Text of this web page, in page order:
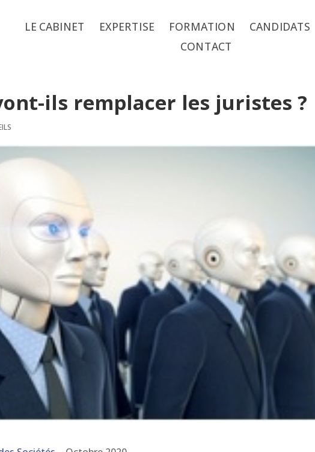
LE CABINET EXPERTISE FORMATION CANDIDATS
CONTACT
ils remplacer les juristes ?